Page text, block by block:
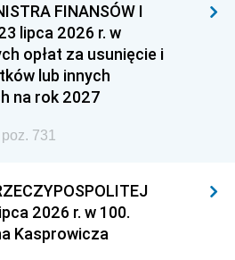
FINANSÓW I
lipca 2026 r. w
opłat za usunięcie i
lub innych
na rok 2027
731
2026 r. w 100.
Kasprowicza